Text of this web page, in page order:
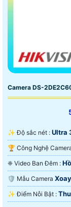
Camera DS-
✨ Độ sắc nét : Ultra
❈ Video Ban Đêm :
🛡 Mẫu Camera
️✨ Điểm Nỗi Bật :